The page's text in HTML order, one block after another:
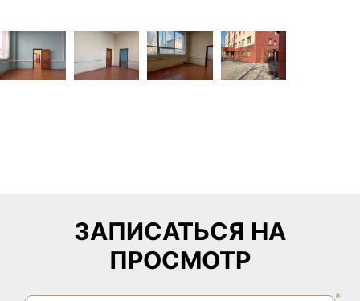
ЗАПИСАТЬСЯ НА
ПРОСМОТР